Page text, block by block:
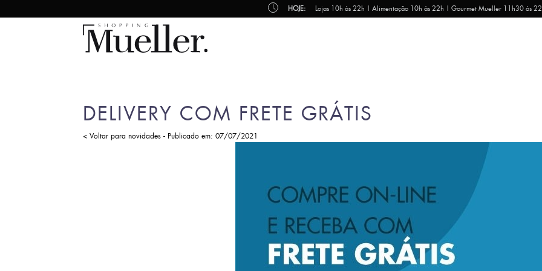
HOJE: Lojas 10h às 22h | Alimentação 10h às 22h | Gourmet Mueller 11h30 às
DELIVERY COM FRETE GRÁTIS
< Voltar para novidades - Publicado em: 07/07/2021